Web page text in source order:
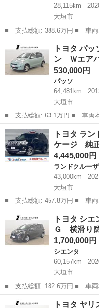
28,115km
大垣市
■ 支払総額: 388.6万円 ■ 車両本体価格： 3,740,000 円 ■ メーカ
ー名： トヨタ ■ 車種名：
５Ｓ タイプゴールド イモビ
オーナー...
岐阜 アルファー
トヨタ パ
ン Ｗエア
530,000円
パッソ
64,481km
大垣市
■ 支払総額: 63.1万円 ■ 車両本体価格： 530,000 円 ■ メーカー
名： トヨタ ■ 車種名： パ
キーレスリモコン Ｗエアバ
コン インテ...
岐阜 大垣市 パッソ
トヨタ ラ
ケージ 純
4,445,000円
ランドクルー
43,000km
大垣市
■ 支払総額: 457.8万円 ■ 車両本体価格： 4,445,000 円 ■ メーカ
ー名： トヨタ ■ 車種名： ラ
名： ＴＸ Ｌパッケージ 純正
ｒＰｌａ...
岐阜 ランドクル
トヨタ シ
Ｇ 横滑り
1,700,000円
シエンタ
60,157km
大垣市
■ 支払総額: 182.6万円 ■ 車両本体価格： 1,700,000 円 ■ メーカ
ー名： トヨタ ■ 車種名：
ッド ファンベースＧ 横滑り
岐阜 シエンタ
トヨタ ヤ